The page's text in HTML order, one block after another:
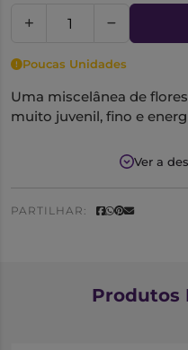
Poucas Unidades
Uma miscelânea de
muito juvenil, fino e
Saída:Maçã
Coração:Jasmim
Ver a
PARTILHAR:
Produtos